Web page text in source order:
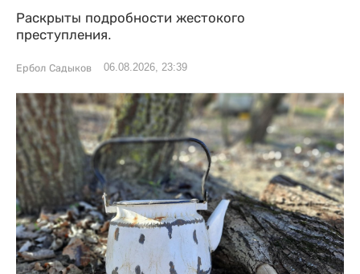
Раскрыты подробности жестокого
преступления.
Ербол Садыков 06.08.2026, 23:39